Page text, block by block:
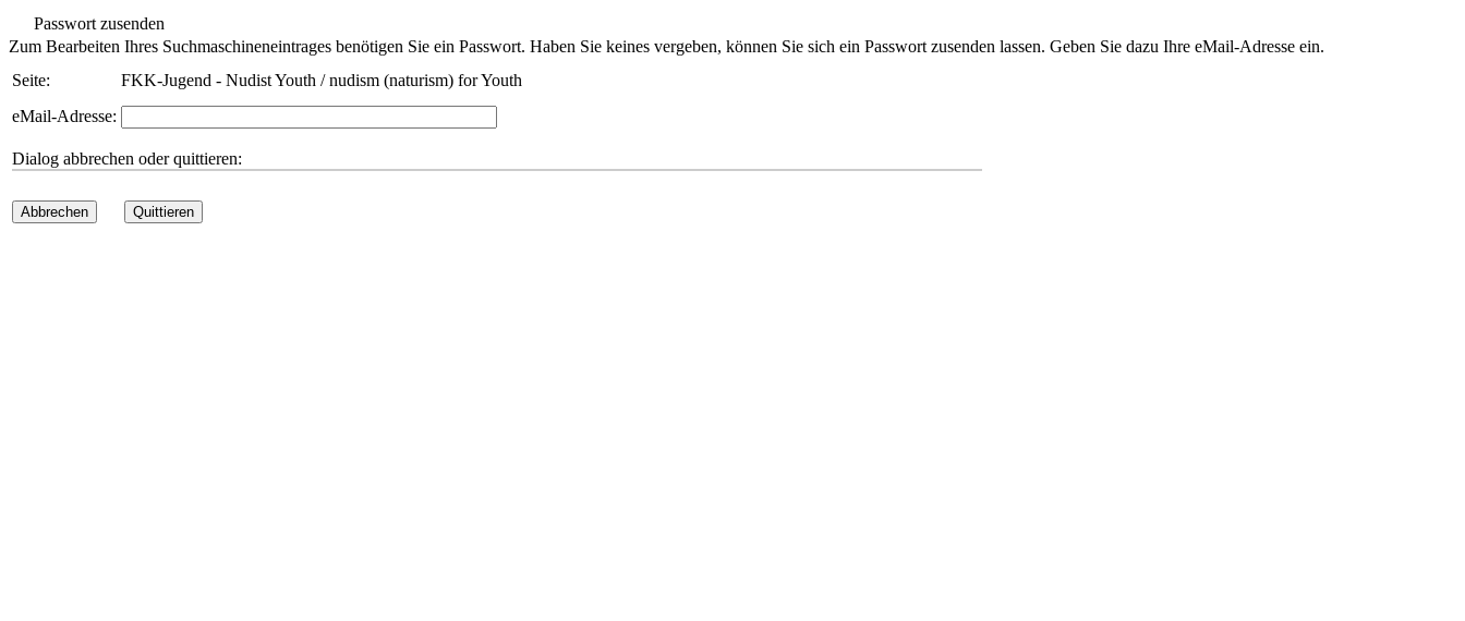
Passwort zusenden
Zum Bearbeiten Ihres Suchmaschineneintrages benötigen Sie ein Passwort. Haben Sie keines vergeben, können Sie sich ein Passwort zusenden lassen. Geben Sie dazu Ihre eMail-Adresse ein.
Seite:
FKK-Jugend - Nudist Youth / nudism (naturism) for Youth
eMail-Adresse:
Dialog abbrechen oder quittieren:
Abbrechen Quittieren